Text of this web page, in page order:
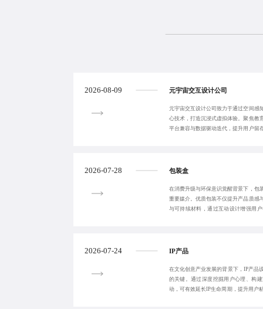
2026-08-09 元宇宙交互设计公司
元宇宙交互设计公司致力于通过空间感
心技术，打造沉浸式虚拟体验。聚焦教
平台兼容与数据驱动迭代，提升用户留
2026-07-28 包装盒
在消费升级与环保意识觉醒背景下，包
重要媒介。优质包装不仅提升产品质感
与可持续材料，通过互动设计增强用
2026-07-24 IP产品
在文化创意产业发展的背景下，IP产品
的关键。通过深度挖掘用户心理、构
动，可有效延长IP生命周期，提升用户